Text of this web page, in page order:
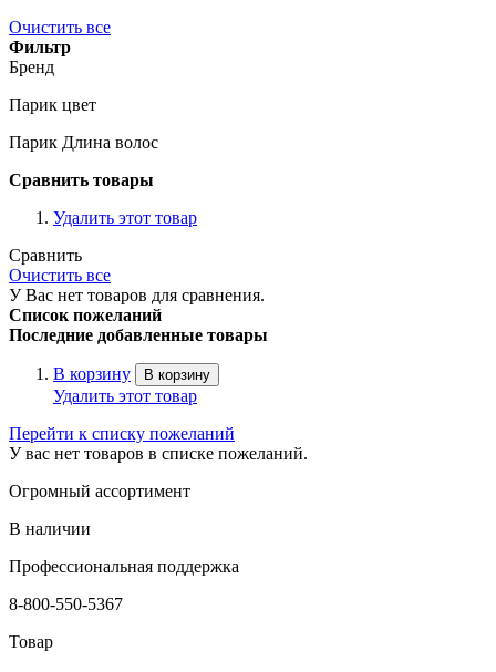
Очистить все
Фильтр
Бренд
Парик цвет
Парик Длина волос
Сравнить товары
Удалить этот товар
Сравнить
Очистить все
У Вас нет товаров для сравнения.
Список пожеланий
Последние добавленные товары
В корзину В корзину
Удалить этот товар
Перейти к списку пожеланий
У вас нет товаров в списке пожеланий.
Огромный ассортимент
В наличии
Профессиональная поддержка
8-800-550-5367
Товар